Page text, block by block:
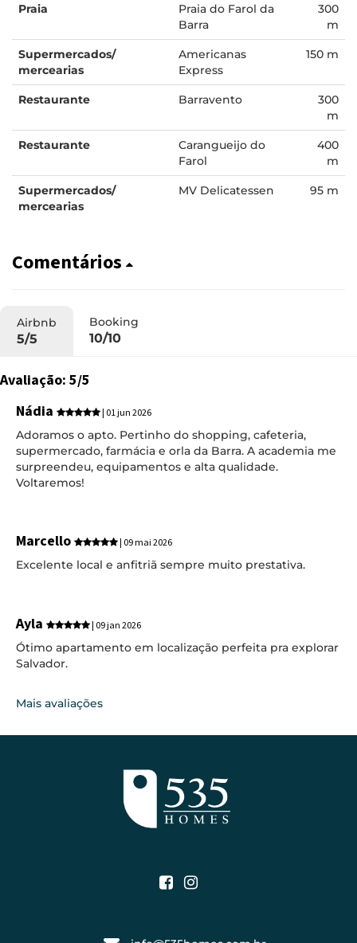
Praia
Praia do Farol da
Barra
300
m
Supermercados/
mercearias
Americanas
Express
150 m
Restaurante Barravento
300
m
Restaurante
Carangueijo do
Farol
400
m
Supermercados/
mercearias
MV Delicatessen 95 m
Comentários
Airbnb
5/5
Booking
10/10
Avaliação: 5/5
Nádia
| 01 jun 2026
Adoramos o apto. Pertinho do shopping, cafeteria,
supermercado, farmácia e orla da Barra. A academia me
surpreendeu, equipamentos e alta qualidade.
Voltaremos!
Marcello | 09 mai 2026
Excelente local e anfitriã sempre muito prestativa.
Ayla | 09 jan 2026
Ótimo apartamento em localização perfeita pra explorar
Salvador.
Mais avaliações